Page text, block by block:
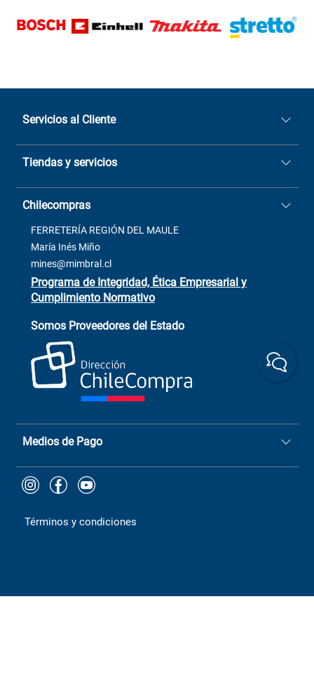
Servicios al Cliente
Quiénes somos
Sucursales
Términos y condiciones
Contacto
Venta Terreno
Trabaja con Nosotros
+(73) 256
ChileCompras
+56 9 9888 9549
Tiendas y servicios
Casa Matriz: Avenida Chorrillos
2137 San Javier, Fono (73)
Chilecompras
FERRETERÍA REGIÓN DEL MAULE
María Inés Miño
mines@mimbral.cl
Programa de Integridad, Ética Empresarial y
Cumplimiento Normativo
Somos Proveedores del Estado
Medios de Pago
Términos y condiciones